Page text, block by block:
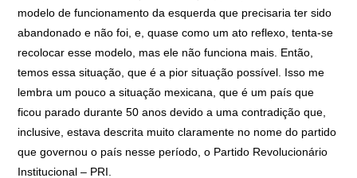
modelo de funcionamento da esquerda que precisaria ter sido
abandonado e não foi, e, quase como um ato reflexo, tenta-se
recolocar esse modelo, mas ele não funciona mais. Então,
temos essa situação, que é a pior situação possível. Isso me
lembra um pouco a situação mexicana, que é um país que
ficou parado durante 50 anos devido a uma contradição que,
inclusive, estava descrita muito claramente no nome do partido
que governou o país nesse período, o Partido Revolucionário
Institucional – PRI.